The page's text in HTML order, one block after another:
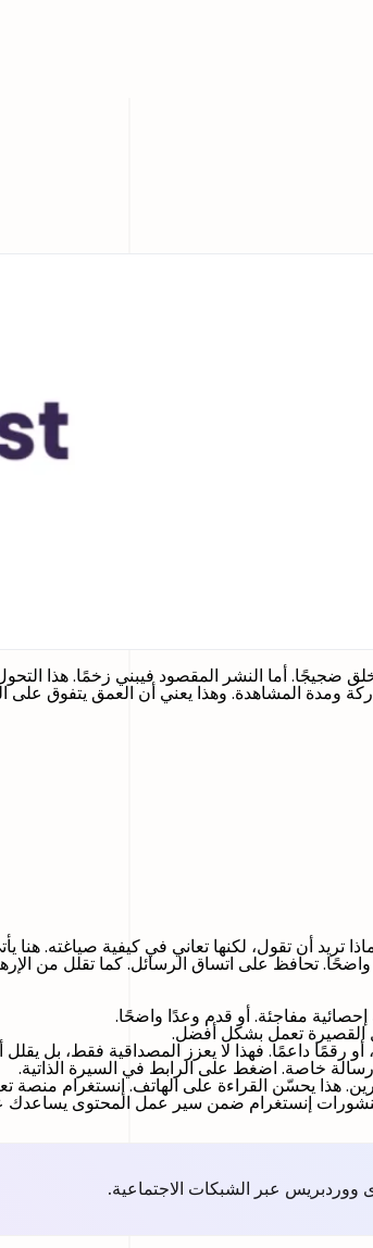
أما النشر المقصود فيبني زخمًا. هذا التحول
ومدة المشاهدة. وهذا يعني أن العمق يتفوق
تريد أن تقول، لكنها تعاني في كيفية صياغته.
تحافظ على اتساق الرسائل. كما تقلل من
مفاجئة. أو قدم وعدًا واضحًا.
القصيرة تعمل بشكل أفضل.
رقمًا داعمًا. فهذا لا يعزز المصداقية فقط، بل يقلل
خاصة. اضغط على الرابط في السيرة الذاتية.
هذا يحسّن القراءة على الهاتف. إنستغرام منصة
إنستغرام ضمن سير عمل المحتوى يساعدك